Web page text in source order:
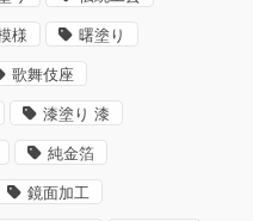
様 曙塗り
歌舞伎座
漆塗り 漆
純金箔
鏡面加工